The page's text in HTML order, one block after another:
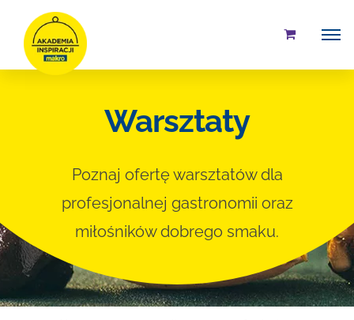
Przejdź
zawartości
Warsztaty
Poznaj ofertę warsztatów dla
profesjonalnej gastronomii oraz
miłośników dobrego smaku.